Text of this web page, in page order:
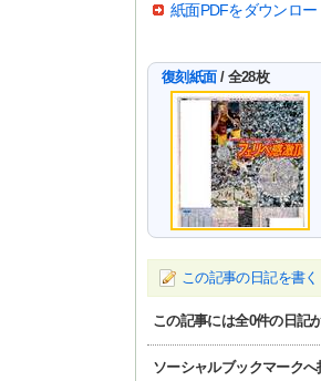
紙面PDFをダウンロー
復刻紙面/ 全28枚
この記事の日記を書く
この記事には全0件の日記
ソーシャルブックマークへ